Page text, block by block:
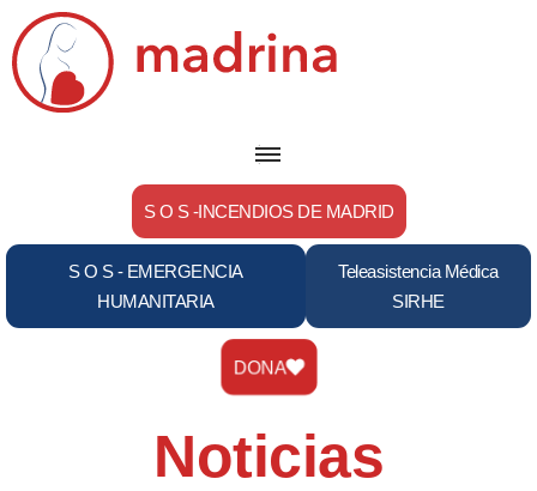
Saltar
al
S O S -INCENDIOS DE MADRID
S O S - EMERGENCIA
HUMANITARIA
Teleasistencia Médica
SIRHE
DONA
Noticias